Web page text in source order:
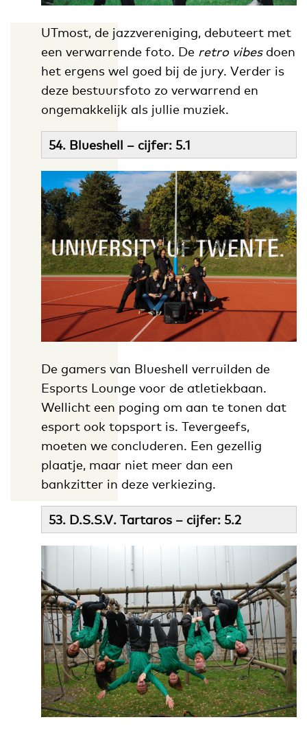
UTmost, de jazzvereniging, debuteert met
een verwarrende foto. De retro vibes doen
het ergens wel goed bij de jury. Verder is
deze bestuursfoto zo verwarrend en
ongemakkelijk als jullie muziek.
54. Blueshell – cijfer: 5.1
De gamers van Blueshell verruilden de
Esports Lounge voor de atletiekbaan.
Wellicht een poging om aan te tonen dat
esport ook topsport is. Tevergeefs,
moeten we concluderen. Een gezellig
plaatje, maar niet meer dan een
bankzitter in deze verkiezing.
53. D.S.S.V. Tartaros – cijfer: 5.2